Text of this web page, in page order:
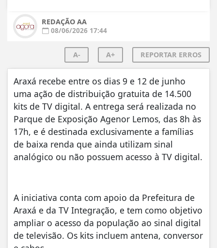
REDAÇÃO AA
08/06/2026 17:44
A- A+ REPORTAR ERROS
Araxá recebe entre os dias 9 e 12 de junho
uma ação de distribuição gratuita de 14.500
kits de TV digital. A entrega será realizada no
Parque de Exposição Agenor Lemos, das 8h às
17h, e é destinada exclusivamente a famílias
de baixa renda que ainda utilizam sinal
analógico ou não possuem acesso à TV digital.
A iniciativa conta com apoio da Prefeitura de
Araxá e da TV Integração, e tem como objetivo
ampliar o acesso da população ao sinal digital
de televisão. Os kits incluem antena, conversor